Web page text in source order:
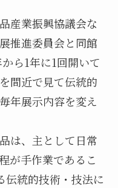
産業振興協議会な
推進委員会と同館
ら1年に1回開いて
間近で見て伝統的
年展示内容を変え
は、主として日常
が手作業であるこ
伝統的技術・技法に